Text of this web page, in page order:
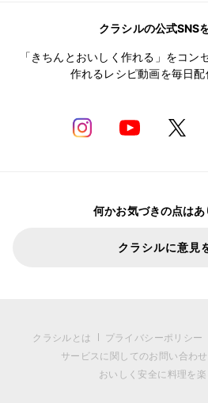
クラシルの公式SNS
「きちんとおいしく作れる」をコン
作れるレシピ動画を毎日配
何かお気づきの点はあ
クラシルに意見
クラシルとは プライバシーポリシー
サービスに関してのお問い合わせ
おいしく安全に料理を